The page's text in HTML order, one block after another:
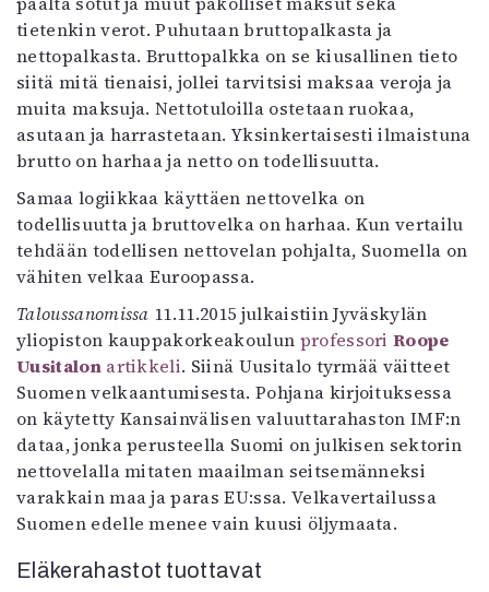
tietenkin verot. Puhutaan bruttopalkasta ja
nettopalkasta. Bruttopalkka on se kiusallinen tieto
siitä mitä tienaisi, jollei tarvitsisi maksaa veroja ja
muita maksuja. Nettotuloilla ostetaan ruokaa,
asutaan ja harrastetaan. Yksinkertaisesti ilmaistuna
brutto on harhaa ja netto on todellisuutta.
Samaa logiikkaa käyttäen nettovelka on
todellisuutta ja bruttovelka on harhaa. Kun vertailu
tehdään todellisen nettovelan pohjalta, Suomella on
vähiten velkaa Euroopassa.
Taloussanomissa 11.11.2015 julkaistiin Jyväskylän
yliopiston kauppakorkeakoulun professoriRoope
Uusitalonartikkeli. Siinä Uusitalo tyrmää väitteet
Suomen velkaantumisesta. Pohjana kirjoituksessa
on käytetty Kansainvälisen valuuttarahaston IMF:n
dataa, jonka perusteella Suomi on julkisen sektorin
nettovelalla mitaten maailman seitsemänneksi
varakkain maa ja paras EU:ssa. Velkavertailussa
Suomen edelle menee vain kuusi öljymaata.
Eläkerahastot tuottavat